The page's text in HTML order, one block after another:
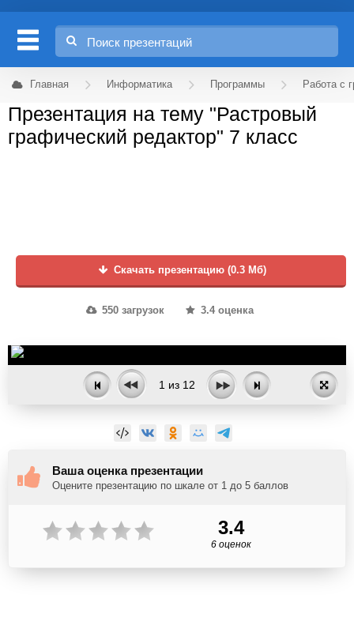
Главная Информатика Программы Работа с
Презентация на тему "Растровый
графический редактор" 7 класс
Скачать презентацию (0.3 Мб)
550 загрузок 3.4 оценка
1 из 12
Ваша оценка презентации
Оцените презентацию по шкале от 1 до 5 баллов
3.4
6 оценок